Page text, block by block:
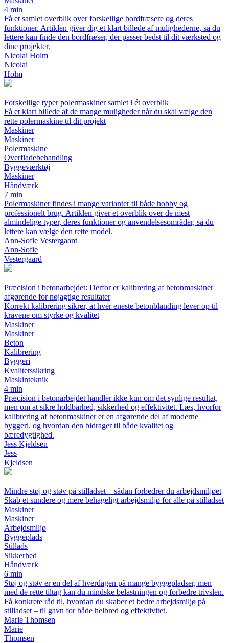
4 min
Få et samlet overblik over forskellige bordfræsere og deres
funktioner. Artiklen giver dig et klart billede af mulighederne, så du
lettere kan finde den bordfræser, der passer bedst til dit værksted og
dine projekter.
Nicolai Holm
Nicolai
Holm
Forskellige typer polermaskiner samlet i ét overblik
Få et klart billede af de mange muligheder når du skal vælge den
rette polermaskine til dit projekt
Maskiner
Maskiner
Polermaskine
Overfladebehandling
Byggeværktøj
Maskiner
Håndværk
7 min
Polermaskiner findes i mange varianter til både hobby og
professionelt brug. Artiklen giver et overblik over de mest
almindelige typer, deres funktioner og anvendelsesområder, så du
lettere kan vælge den rette model.
Ann-Sofie Vestergaard
Ann-Sofie
Vestergaard
Præcision i betonarbejdet: Derfor er kalibrering af betonmaskiner
afgørende for nøjagtige resultater
Korrekt kalibrering sikrer, at hver eneste betonblanding lever op til
kravene om styrke og kvalitet
Maskiner
Maskiner
Beton
Kalibrering
Byggeri
Kvalitetssikring
Maskinteknik
4 min
Præcision i betonarbejdet handler ikke kun om det synlige resultat,
men om at sikre holdbarhed, sikkerhed og effektivitet. Læs, hvorfor
kalibrering af betonmaskiner er en afgørende del af moderne
byggeri, og hvordan den bidrager til både kvalitet og
bæredygtighed.
Jess Kjeldsen
Jess
Kjeldsen
Mindre støj og støv på stilladset – sådan forbedrer du arbejdsmiljøet
Skab et sundere og mere behageligt arbejdsmiljø for alle på stilladset
Maskiner
Maskiner
Arbejdsmiljø
Byggeplads
Stillads
Sikkerhed
Håndværk
6 min
Støj og støv er en del af hverdagen på mange byggepladser, men
med de rette tiltag kan du mindske belastningen og forbedre trivslen.
Få konkrete råd til, hvordan du skaber et bedre arbejdsmiljø på
stilladset – til gavn for både helbred og effektivitet.
Marie Thomsen
Marie
Thomsen